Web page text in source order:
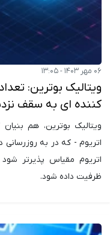
۰۶ مهر ۱۴۰۳ - ۱۳:۰۵
ویتالیک بوترین:
کننده ای به سقف
ویتالیک بوترین، هم
اتریوم - که در به
ظرفیت داده شود.